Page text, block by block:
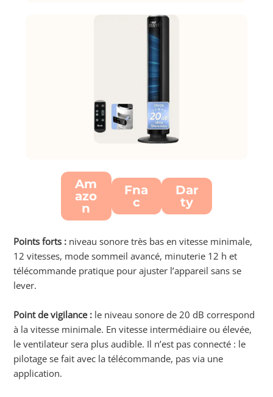
Am
azo
n
Fna
c
Dar
ty
Points forts : niveau sonore très bas en vitesse minimale,
12 vitesses, mode sommeil avancé, minuterie 12 h et
télécommande pratique pour ajuster l’appareil sans se
lever.
Point de vigilance : le niveau sonore de 20 dB correspond
à la vitesse minimale. En vitesse intermédiaire ou élevée,
le ventilateur sera plus audible. Il n’est pas connecté : le
pilotage se fait avec la télécommande, pas via une
application.